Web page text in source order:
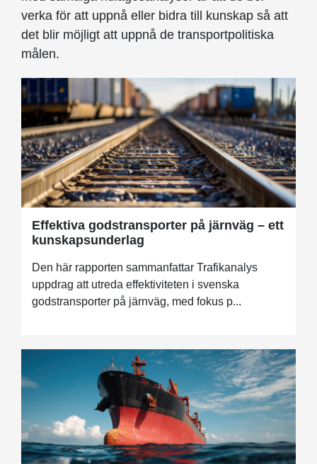
verka för att uppnå eller bidra till kunskap så att
det blir möjligt att uppnå de transportpolitiska
målen.
Effektiva godstransporter på järnväg – ett
kunskapsunderlag
Den här rapporten sammanfattar Trafikanalys
uppdrag att utreda effektiviteten i svenska
godstransporter på järnväg, med fokus p...